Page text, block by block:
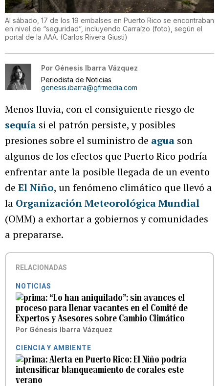
Al sábado, 17 de los 19 embalses en Puerto Rico se encontraban
en nivel de “seguridad”, incluyendo Carraízo (foto), según el
portal de la AAA. (Carlos Rivera Giusti)
Por Génesis Ibarra Vázquez
Periodista de Noticias
genesis.ibarra@gfrmedia.com
Menos lluvia, con el consiguiente riesgo de
sequía si el patrón persiste, y posibles
presiones sobre el suministro de agua son
algunos de los efectos que Puerto Rico podría
enfrentar ante la posible llegada de un evento
de El Niño, un fenómeno climático que llevó a
la Organización Meteorológica Mundial
(OMM) a exhortar a gobiernos y comunidades
a prepararse.
RELACIONADAS
NOTICIAS
“Lo han aniquilado”: sin avances el
proceso para llenar vacantes en el Comité de
Expertos y Asesores sobre Cambio Climático
Por Génesis Ibarra Vázquez
CIENCIA Y AMBIENTE
Alerta en Puerto Rico: El Niño podría
intensificar blanqueamiento de corales este
verano